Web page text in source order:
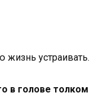
жизнь устраивать.
в голове толком